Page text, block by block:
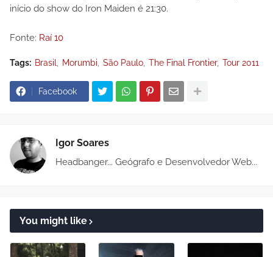
início do show do Iron Maiden é 21:30.
Fonte: Raí 10
Tags: Brasil Morumbi São Paulo The Final Frontier Tour 2011
Facebook
Igor Soares
Headbanger... Geógrafo e Desenvolvedor Web...
You might like